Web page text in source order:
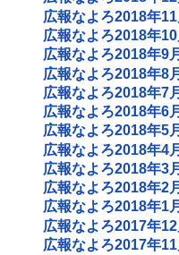
広報なよろ2018年11
広報なよろ2018年10
広報なよろ2018年9
広報なよろ2018年8
広報なよろ2018年7
広報なよろ2018年6
広報なよろ2018年5
広報なよろ2018年4
広報なよろ2018年3
広報なよろ2018年2
広報なよろ2018年1
広報なよろ2017年12
広報なよろ2017年11